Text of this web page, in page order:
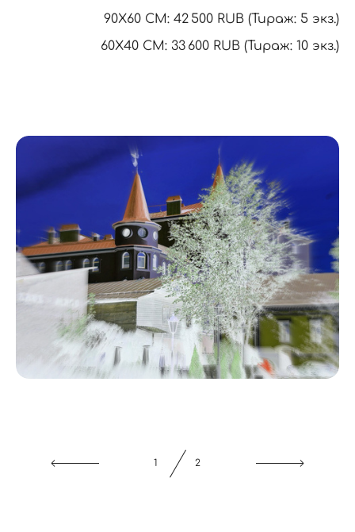
90X60 CM: 42 500 RUB (Тираж: 5 экз.)
60Х40 СМ: 33 600 RUB (Тираж: 10 экз.)
2 2